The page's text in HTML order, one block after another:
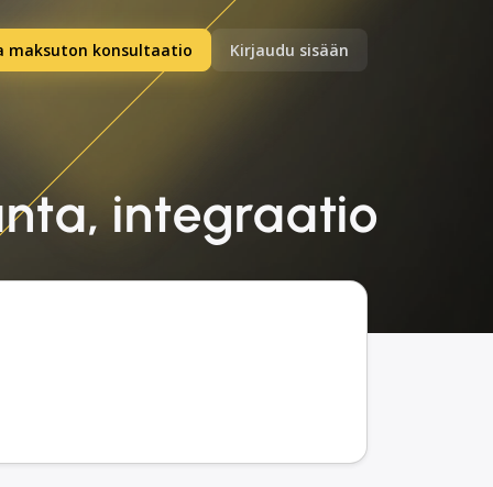
maksuton konsultaatio Kirjaudu sisään
integraatio